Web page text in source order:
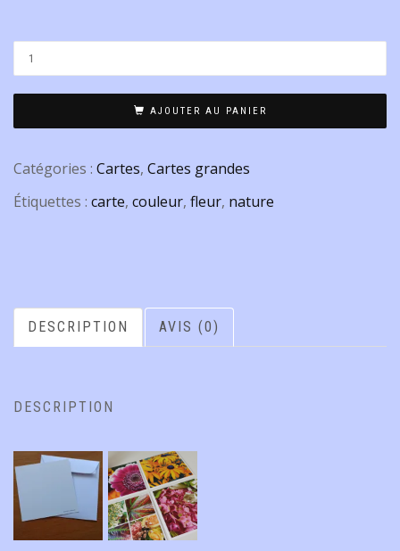
AJOUTER AU PANIER
Catégories : Cartes, Cartes grandes
Étiquettes : carte, couleur, fleur, nature
DESCRIPTION AVIS (0)
DESCRIPTION